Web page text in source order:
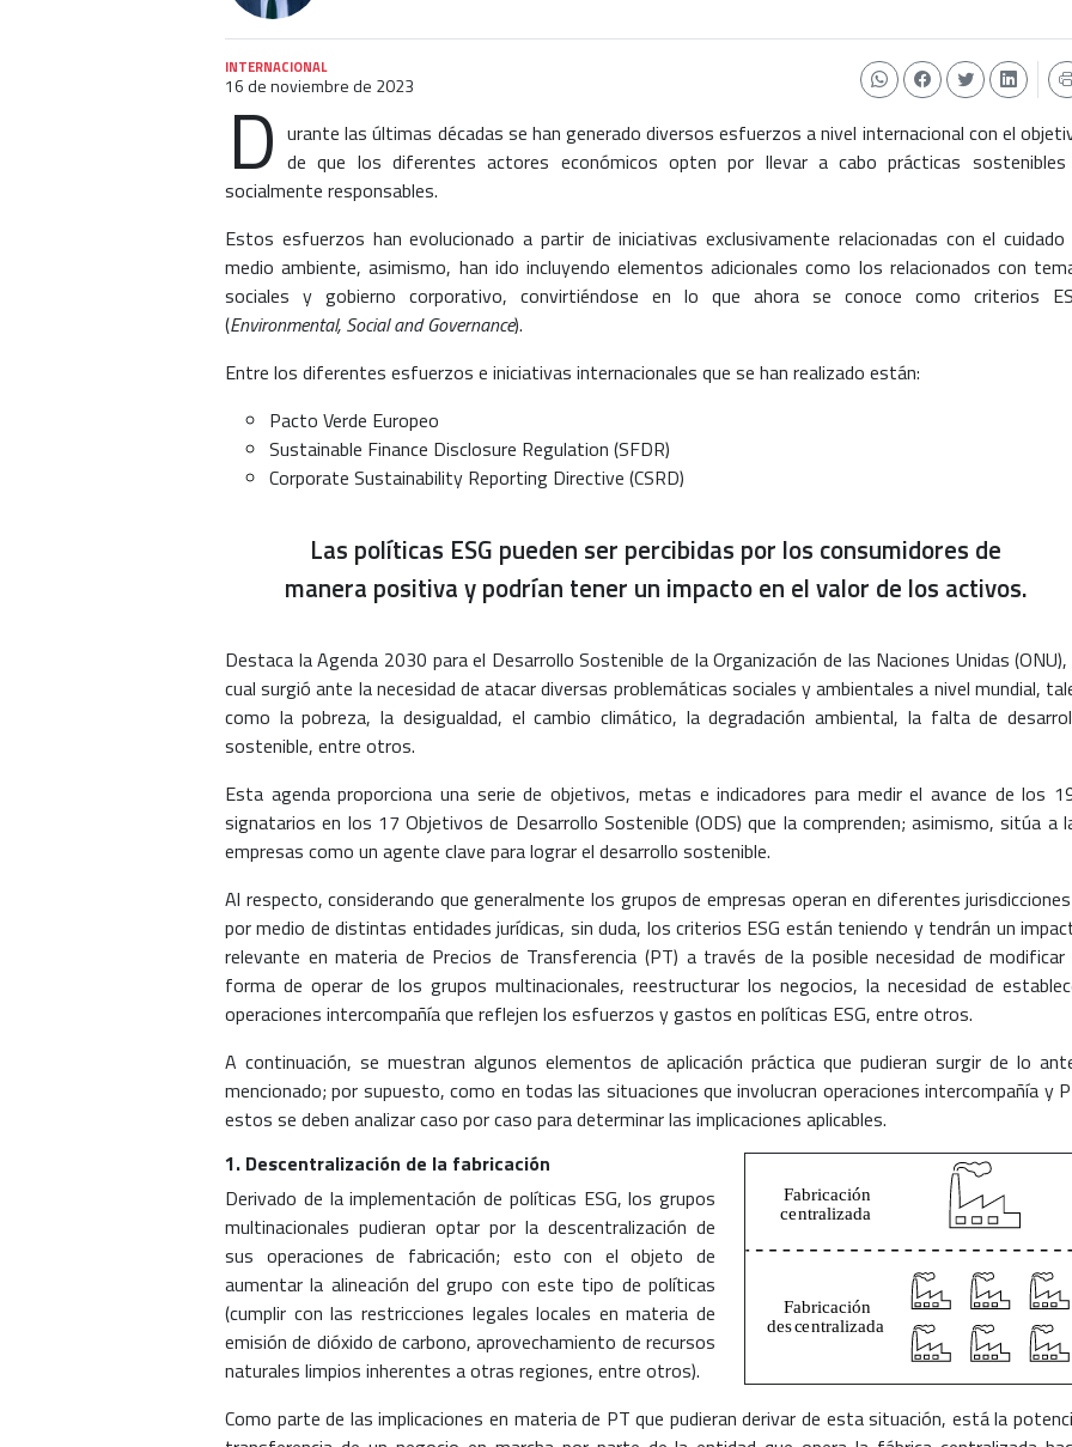
INTERNACIONAL
16 de noviembre de 2023
D urante las últimas décadas se han generado diversos esfuerzos a nivel internacional con el
de que los diferentes actores económicos opten por llevar a cabo prácticas
socialmente responsables.
Estos esfuerzos han evolucionado a partir de iniciativas exclusivamente relacionadas con el cuidado
medio ambiente, asimismo, han ido incluyendo elementos adicionales como los relacionados con
sociales y gobierno corporativo, convirtiéndose en lo que ahora se conoce como criterios
(Environmental, Social and Governance).
Entre los diferentes esfuerzos e iniciativas internacionales que se han realizado están:
Pacto Verde Europeo
Sustainable Finance Disclosure Regulation (SFDR)
Corporate Sustainability Reporting Directive (CSRD)
Las políticas ESG pueden ser percibidas por los consumidores de
manera positiva y podrían tener un impacto en el valor de los activos.
Destaca la Agenda 2030 para el Desarrollo Sostenible de la Organización de las Naciones Unidas
cual surgió ante la necesidad de atacar diversas problemáticas sociales y ambientales a nivel mundial,
como la pobreza, la desigualdad, el cambio climático, la degradación ambiental, la falta de
sostenible, entre otros.
Esta agenda proporciona una serie de objetivos, metas e indicadores para medir el avance de los
signatarios en los 17 Objetivos de Desarrollo Sostenible (ODS) que la comprenden; asimismo, sitúa a
empresas como un agente clave para lograr el desarrollo sostenible.
Al respecto, considerando que generalmente los grupos de empresas operan en diferentes
por medio de distintas entidades jurídicas, sin duda, los criterios ESG están teniendo y tendrán un
relevante en materia de Precios de Transferencia (PT) a través de la posible necesidad de modificar
forma de operar de los grupos multinacionales, reestructurar los negocios, la necesidad de
operaciones intercompañía que reflejen los esfuerzos y gastos en políticas ESG, entre otros.
A continuación, se muestran algunos elementos de aplicación práctica que pudieran surgir de lo
mencionado; por supuesto, como en todas las situaciones que involucran operaciones intercompañía y
estos se deben analizar caso por caso para determinar las implicaciones aplicables.
1. Descentralización de la fabricación
Derivado de la implementación de políticas ESG, los grupos
multinacionales pudieran optar por la descentralización de
sus operaciones de fabricación; esto con el objeto de
aumentar la alineación del grupo con este tipo de políticas
(cumplir con las restricciones legales locales en materia de
emisión de dióxido de carbono, aprovechamiento de recursos
naturales limpios inherentes a otras regiones, entre otros).
Como parte de las implicaciones en materia de PT que pudieran derivar de esta situación, está la